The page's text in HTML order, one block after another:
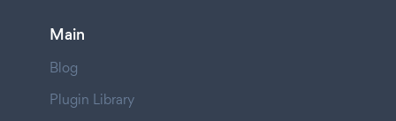
Main
Blog
Plugin Library